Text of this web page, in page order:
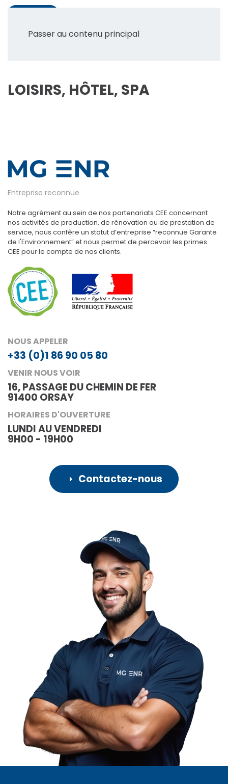
Passer au contenu principal
LOISIRS, HÔTEL, SPA
Entreprise reconnue
Notre agrément au sein de nos partenariats CEE concernant
nos activités de production, de rénovation ou de prestation de
service, nous confère un statut d’entreprise “reconnue Garante
de l'Environnement” et nous permet de percevoir les primes
CEE pour le compte de nos clients.
NOUS APPELER
+33 (0)1 86 90 05 80
VENIR NOUS VOIR
16, PASSAGE DU CHEMIN DE FER
91400 ORSAY
HORAIRES D'OUVERTURE
LUNDI AU VENDREDI
9H00 - 19H00
Contactez-nous